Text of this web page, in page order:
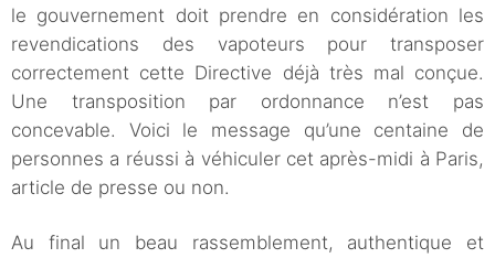
le gouvernement doit prendre en considération les
revendications des vapoteurs pour transposer
correctement cette Directive déjà très mal conçue.
Une transposition par ordonnance n’est pas
concevable. Voici le message qu’une centaine de
personnes a réussi à véhiculer cet après-midi à Paris,
article de presse ou non.
Au final un beau rassemblement, authentique et